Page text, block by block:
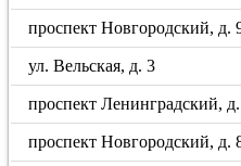
проспект Новгородский, д.
ул. Вельская, д. 3
проспект Ленинградский, д.
проспект Новгородский, д.